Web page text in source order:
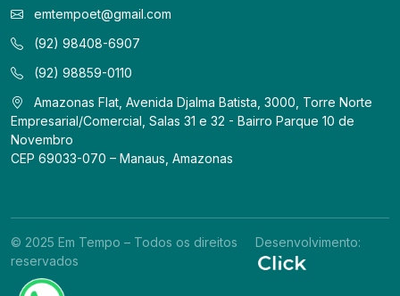
emtempoet@gmail.com
(92) 98408-6907
(92) 98859-0110
Amazonas Flat, Avenida Djalma Batista, 3000, Torre Norte
Empresarial/Comercial, Salas 31 e 32 - Bairro Parque 10 de
Novembro
CEP 69033-070 – Manaus, Amazonas
© 2025 Em Tempo – Todos os direitos
reservados
Desenvolvimento: